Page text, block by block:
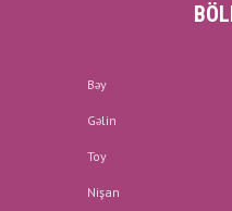
Bəy
Gəlin
Toy
Nişan